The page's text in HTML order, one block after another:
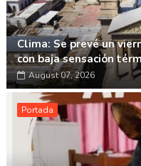
Clima: Se prevé un
con baja sensación
August 07, 2026
Portada